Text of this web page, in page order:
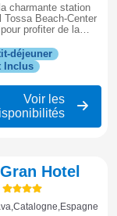
charmante station
Tossa Beach-Center
profiter de la
un restaurant
inclus pour un
quelques
des remparts
de chute parfait
de la Costa
déjeuner
Inclus
Voir les
Hotel